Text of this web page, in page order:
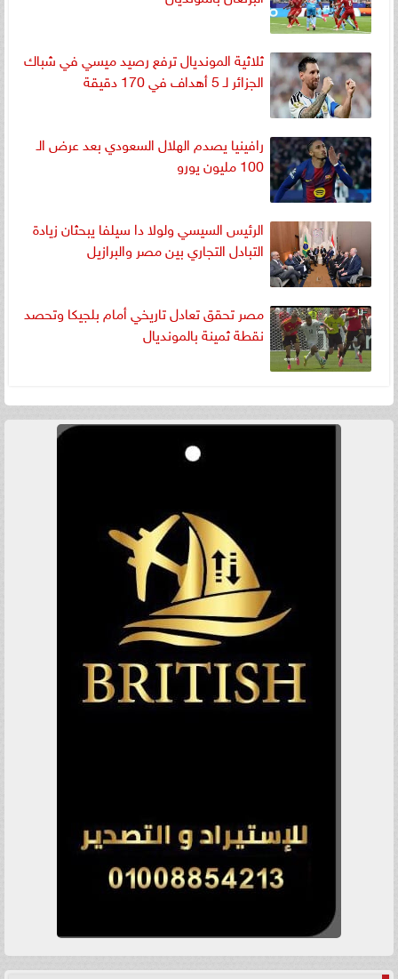
ثلاثية المونديال ترفع رصيد ميسي في شباك
الجزائر لـ 5 أهداف في 170 دقيقة
رافينيا يصدم الهلال السعودي بعد عرض الـ
100 مليون يورو
الرئيس السيسي ولولا دا سيلفا يبحثان زيادة
التبادل التجاري بين مصر والبرازيل
مصر تحقق تعادل تاريخي أمام بلجيكا وتحصد
نقطة ثمينة بالمونديال